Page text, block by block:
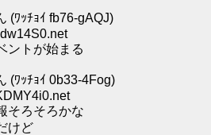
(ﾜｯﾁｮｲ fb76-gAQJ)
ントが始まる
(ﾜｯﾁｮｲ 0b33-4Fog)
そろそろかな
けど